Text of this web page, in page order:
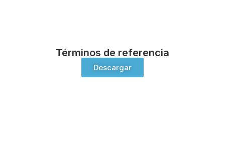
Términos de referencia
Descargar